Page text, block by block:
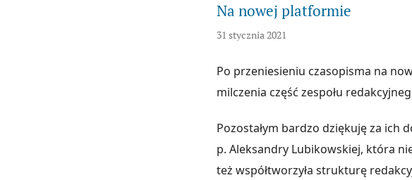
Na nowej platformie
31 stycznia 2021
Po przeniesieniu czasopisma na
milczenia część zespołu
Pozostałym bardzo dziękuję za ich
p. Aleksandry Lubikowskiej, która
też współtworzyła strukturę